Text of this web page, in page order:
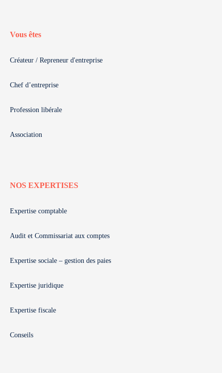
Vous êtes
Créateur / Repreneur d'entreprise
Chef d’entreprise
Profession libérale
Association
NOS EXPERTISES
Expertise comptable
Audit et Commissariat aux comptes
Expertise sociale – gestion des paies
Expertise juridique
Expertise fiscale
Conseils